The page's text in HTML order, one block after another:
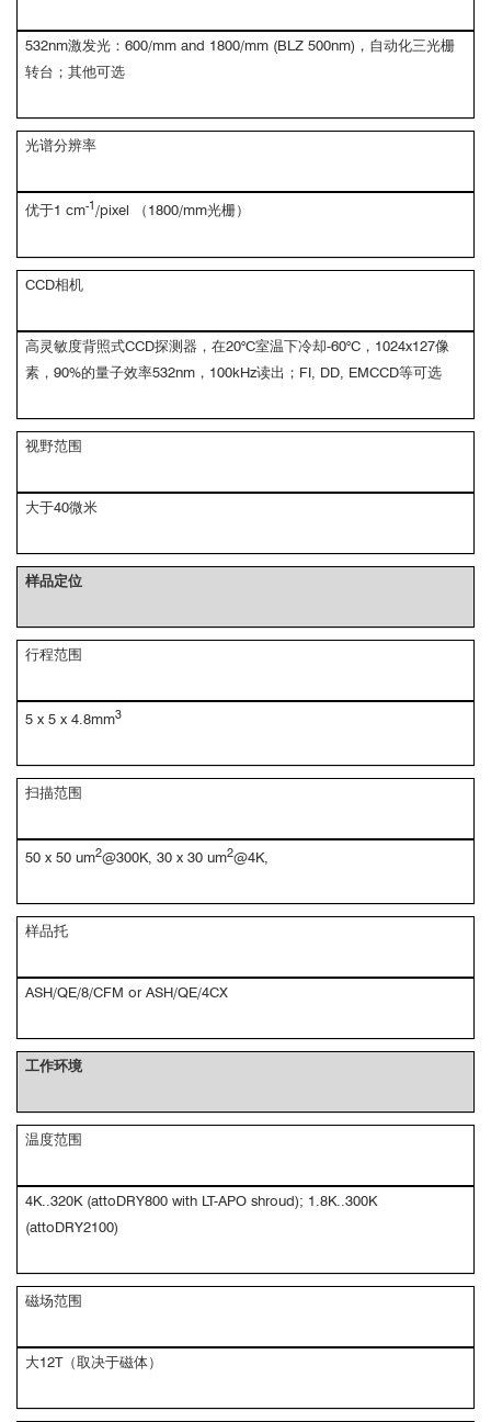
532nm激发光：600/mm and 1800/mm (BLZ 500nm)，自动化三光栅
转台；其他可选
光谱分辨率
优于1 cm-1 /pixel （1800/mm光栅）
CCD相机
高灵敏度背照式CCD探测器，在20°C室温下冷却-60°C，1024x127像
素，90%的量子效率532nm，100kHz读出；FI, DD, EMCCD等可选
视野范围
大于40微米
样品定位
行程范围
5 x 5 x 4.8mm3
扫描范围
50 x 50 um2@300K, 30 x 30 um2@4K,
样品托
ASH/QE/8/CFM or ASH/QE/4CX
工作环境
温度范围
4K..320K (attoDRY800 with LT-APO shroud); 1.8K..300K
(attoDRY2100)
磁场范围
大12T（取决于磁体）